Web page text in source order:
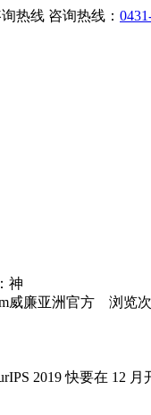
咨询热线：
神
威廉亚洲官方 浏览
2019 快要在 12 月